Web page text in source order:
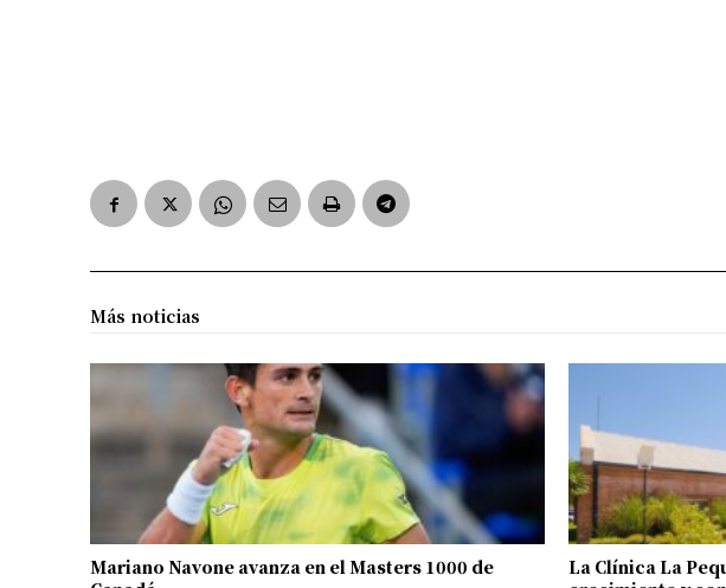
Más noticias
Mariano Navone avanza en el Masters 1000 de
La Clínica La